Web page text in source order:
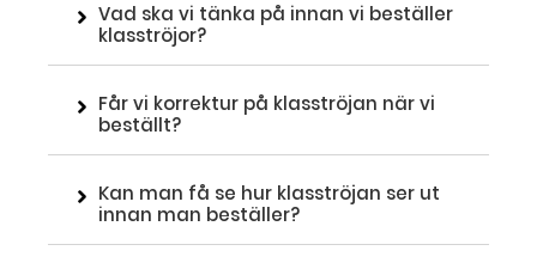
Vad ska vi tänka på innan vi beställer
klasströjor?
Får vi korrektur på klasströjan när vi
beställt?
Kan man få se hur klasströjan ser ut
innan man beställer?